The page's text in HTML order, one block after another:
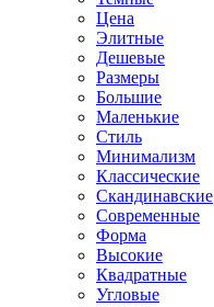
Цена
Элитные
Дешевые
Размеры
Большие
Маленькие
Стиль
Минимализм
Классические
Скандинавские
Современные
Форма
Высокие
Квадратные
Угловые